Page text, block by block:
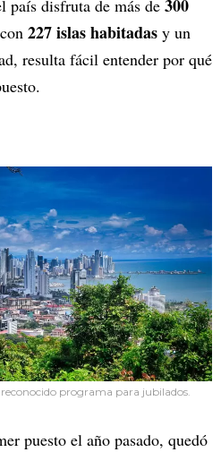
país disfruta de más de 300
227 islas habitadas y un
resulta fácil entender por qué
programa para jubilados.
puesto el año pasado, quedó